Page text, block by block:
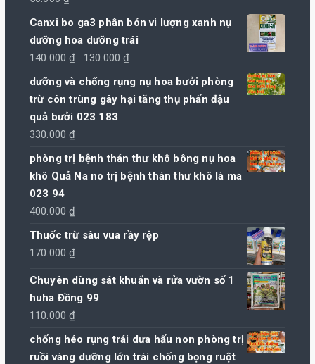
Canxi bo ga3 phân bón vi lượng xanh nụ
dưỡng hoa dưỡng trái
140.000₫
Giá
130.000₫
tại
dưỡng và chống rụng nụ hoa bưởi phòng
trừ côn trùng gây hại tăng thụ phấn đậu
quả bưởi 023 183
330.000₫
phòng trị bệnh thán thư khô bông nụ hoa
khô Quả Na no trị bệnh thán thư khô là ma
023 94
400.000₫
Thuốc trừ sâu vua rầy rệp
170.000₫
Chuyên dùng sát khuẩn và rửa vườn số 1
huha Đồng 99
110.000₫
chống héo rụng trái dưa hấu non phòng trị
ruồi vàng dưỡng lớn trái chống bọng ruột